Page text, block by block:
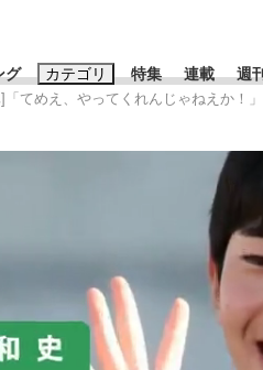
グ カテゴリ 特集 連載 週
めのキーワードタグ一覧
#高市早苗 #
#亀和田武
「てめえ、やってくれんじゃねえか！